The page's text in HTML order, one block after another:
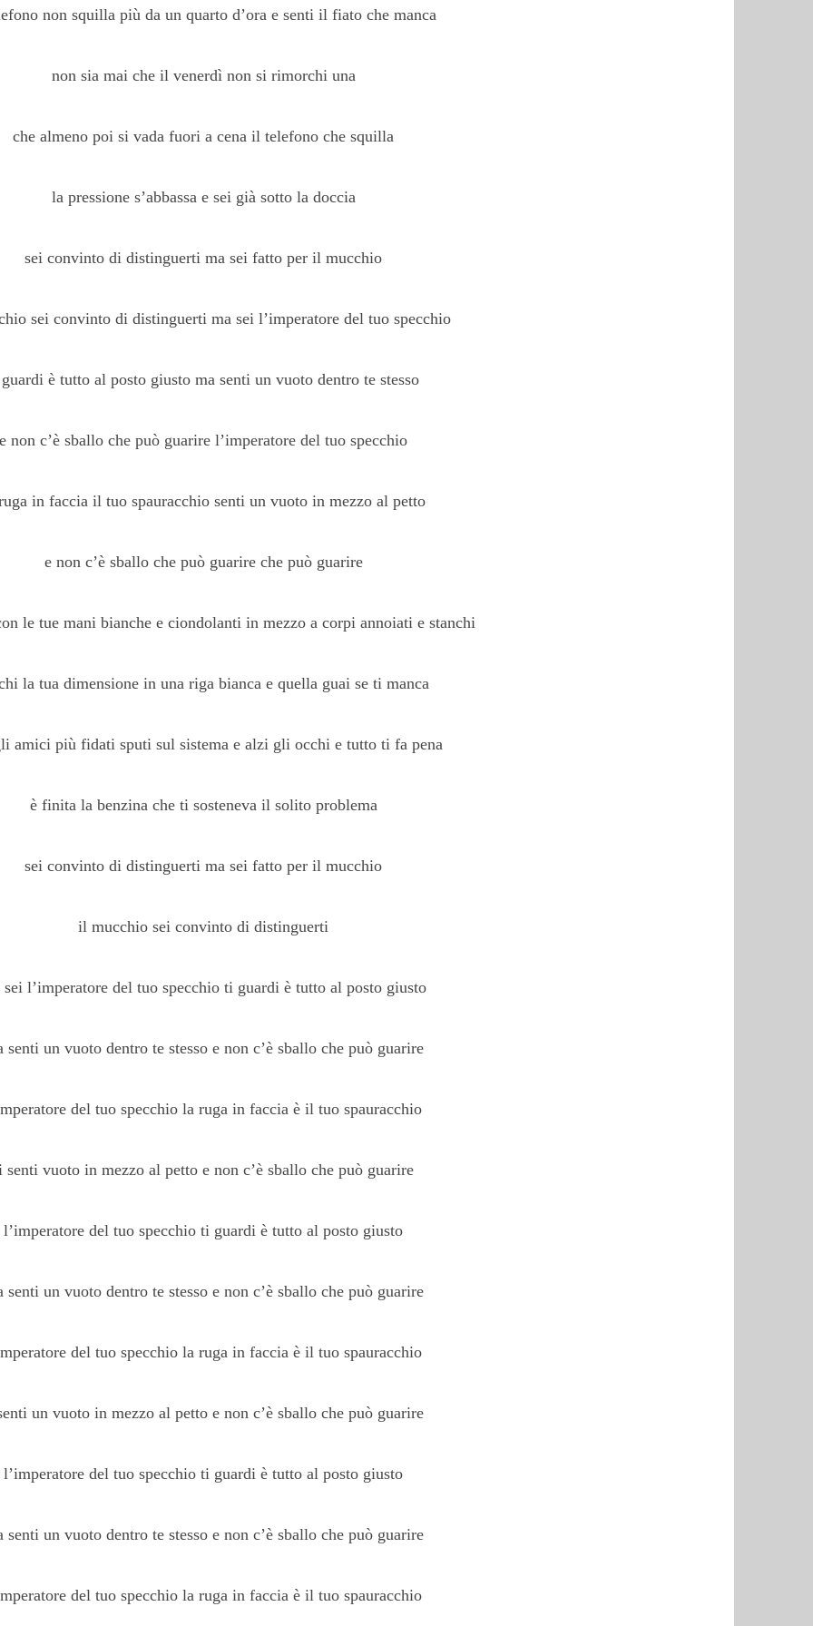
non squilla più da un quarto d’ora e senti il fiato che manca
non sia mai che il venerdì non si rimorchi una
che almeno poi si vada fuori a cena il telefono che squilla
la pressione s’abbassa e sei già sotto la doccia
sei convinto di distinguerti ma sei fatto per il mucchio
sei convinto di distinguerti ma sei l’imperatore del tuo specchio
è tutto al posto giusto ma senti un vuoto dentro te stesso
e non c’è sballo che può guarire l’imperatore del tuo specchio
in faccia il tuo spauracchio senti un vuoto in mezzo al petto
e non c’è sballo che può guarire che può guarire
le tue mani bianche e ciondolanti in mezzo a corpi annoiati e stanchi
la tua dimensione in una riga bianca e quella guai se ti manca
amici più fidati sputi sul sistema e alzi gli occhi e tutto ti fa pena
è finita la benzina che ti sosteneva il solito problema
sei convinto di distinguerti ma sei fatto per il mucchio
il mucchio sei convinto di distinguerti
sei l’imperatore del tuo specchio ti guardi è tutto al posto giusto
senti un vuoto dentro te stesso e non c’è sballo che può guarire
del tuo specchio la ruga in faccia è il tuo spauracchio
senti vuoto in mezzo al petto e non c’è sballo che può guarire
l’imperatore del tuo specchio ti guardi è tutto al posto giusto
senti un vuoto dentro te stesso e non c’è sballo che può guarire
del tuo specchio la ruga in faccia è il tuo spauracchio
un vuoto in mezzo al petto e non c’è sballo che può guarire
l’imperatore del tuo specchio ti guardi è tutto al posto giusto
senti un vuoto dentro te stesso e non c’è sballo che può guarire
del tuo specchio la ruga in faccia è il tuo spauracchio